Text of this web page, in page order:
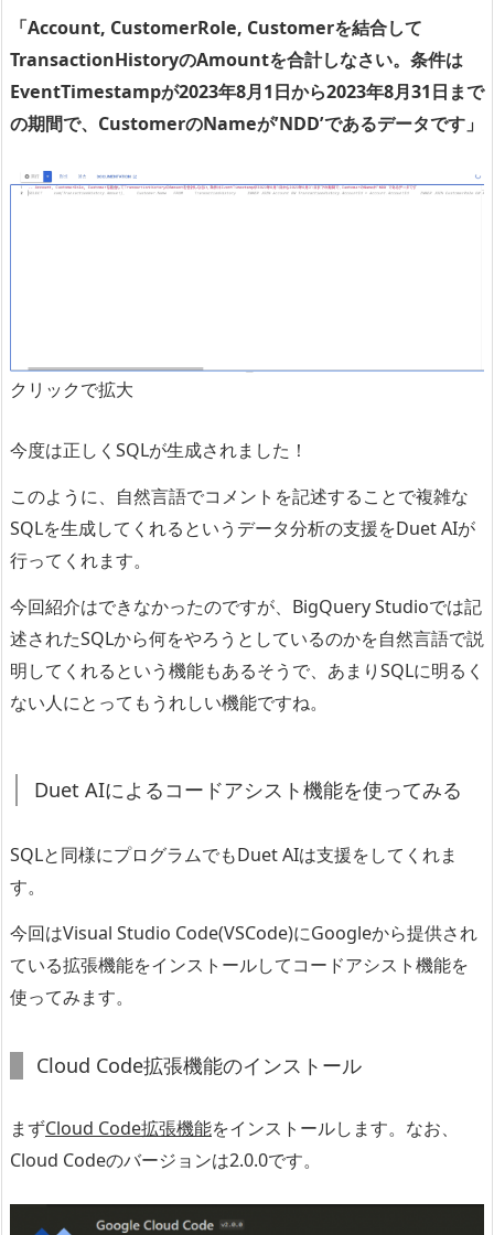
「Account, CustomerRole, Customerを結合して
TransactionHistoryのAmountを合計しなさい。条件は
EventTimestampが2023年8月1日から2023年8月31日まで
の期間で、CustomerのNameが’NDD’であるデータです」
クリックで拡大
今度は正しくSQLが生成されました！
このように、自然言語でコメントを記述することで複雑な
SQLを生成してくれるというデータ分析の支援をDuet AIが
行ってくれます。
今回紹介はできなかったのですが、BigQuery Studioでは記
述されたSQLから何をやろうとしているのかを自然言語で説
明してくれるという機能もあるそうで、あまりSQLに明るく
ない人にとってもうれしい機能ですね。
Duet AIによるコードアシスト機能を使ってみる
SQLと同様にプログラムでもDuet AIは支援をしてくれま
す。
今回はVisual Studio Code(VSCode)にGoogleから提供され
ている拡張機能をインストールしてコードアシスト機能を
使ってみます。
Cloud Code拡張機能のインストール
まずCloud Code拡張機能をインストールします。なお、
Cloud Codeのバージョンは2.0.0です。